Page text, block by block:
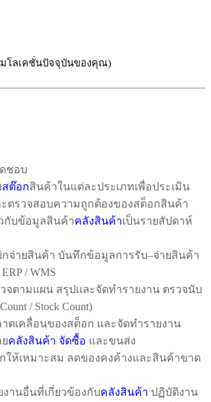
โลเคชั่นปัจจุบันของคุณ)
ชอบ
สต๊อกสินค้าในแต่ละประเภทเพื่อประเมิน
รวจสอบความถูกต้องของสต็อกสินค้า
วกับข้อมูลสินค้าคลังสินค้าเป็นรายสัปดาห์
กจ่ายสินค้า บันทึกข้อมูลการรับ–จ่ายสินค้า
ERP / WMS
จตามแผน สรุปและจัดทำรายงาน ตรวจนับ
/ Stock Count)
าดเคลื่อนของสต็อก และจัดทำรายงาน
คลังสินค้า จัดซื้อ และขนส่ง
ให้เหมาะสม ลดของคงค้างและสินค้าขาด
งานอื่นที่เกี่ยวข้องกับคลังสินค้า ปฏิบัติงาน